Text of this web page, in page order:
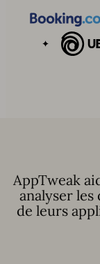
AppTweak
analyser
de leurs